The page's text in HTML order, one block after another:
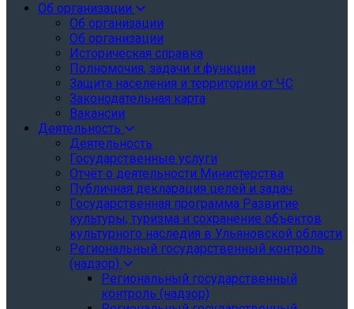
Об организации
Об организации
Об организации
Историческая справка
Полномочия, задачи и функции
Защита населения и территории от ЧС
Законодательная карта
Вакансии
Деятельность
Деятельность
Государственные услуги
Отчёт о деятельности Министерства
Публичная декларация целей и задач
Государственная программа Развитие
культуры, туризма и сохранение объектов
культурного наследия в Ульяновской области
Региональный государственный контроль
(надзор)
Региональный государственный
контроль (надзор)